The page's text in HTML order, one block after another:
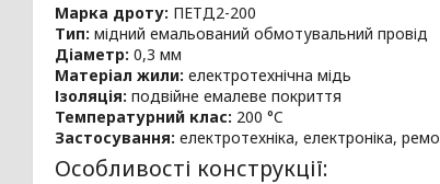
Марка дроту: ПЕТД2-200
Тип: мідний емальований обмотувальний провід
Діаметр: 0,3 мм
Матеріал жили: електротехнічна мідь
Ізоляція: подвійне емалеве покриття
Температурний клас: 200 °C
Застосування: електротехніка, електроніка,
Особливості конструкції: